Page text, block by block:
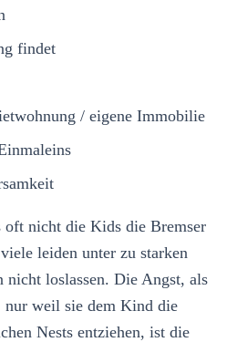
findet
/ eigene Immobilie
oft nicht die Kids die Bremser
leiden unter zu starken
nicht loslassen. Die Angst, als
nur weil sie dem Kind die
Nests entziehen, ist die